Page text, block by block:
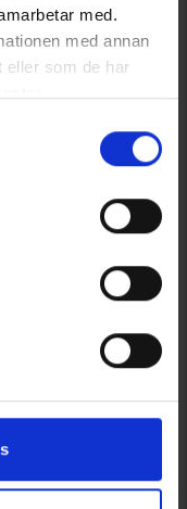
med.
med annan
eller som de har
Quick-Dry T-Shirt